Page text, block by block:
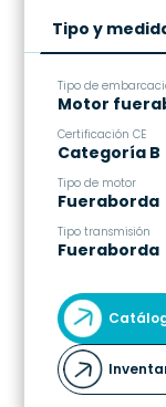
Tipo y
Tipo de
Motor
Certificación CE
Categoría B
Tipo de motor
Fueraborda
Tipo transmisión
Fueraborda